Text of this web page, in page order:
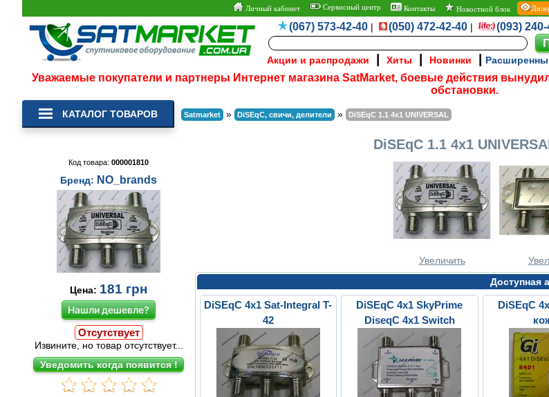
Личный кабинет Сервисный центр Контакты Новостной блок
(067) 573-42-40| (050) 472-42-40| (093)
Акции и распродажи Хиты Новинки
Уважаемые покупатели и партнеры Интернет магазина SatMarket, боевые действия
обстановки.
КАТАЛОГ ТОВАРОВ Satmarket » DiSEqC, свичи, делители » DiSEqC 1.1 4x1 UNIVERSAL
DiSEqC 1.1 4x1
Код товара: 000001810
Бренд: NO_brands
Цена: 181 грн
Нашли дешевле?
Отсутствует
Извините, но товар отсутствует...
Увеличить
Доступная
DiSEqC 4x1 Sat-Integral T-
42
DiSEqC 4x1 SkyPrime
DiseqC 4x1 Switch
DiSEqC